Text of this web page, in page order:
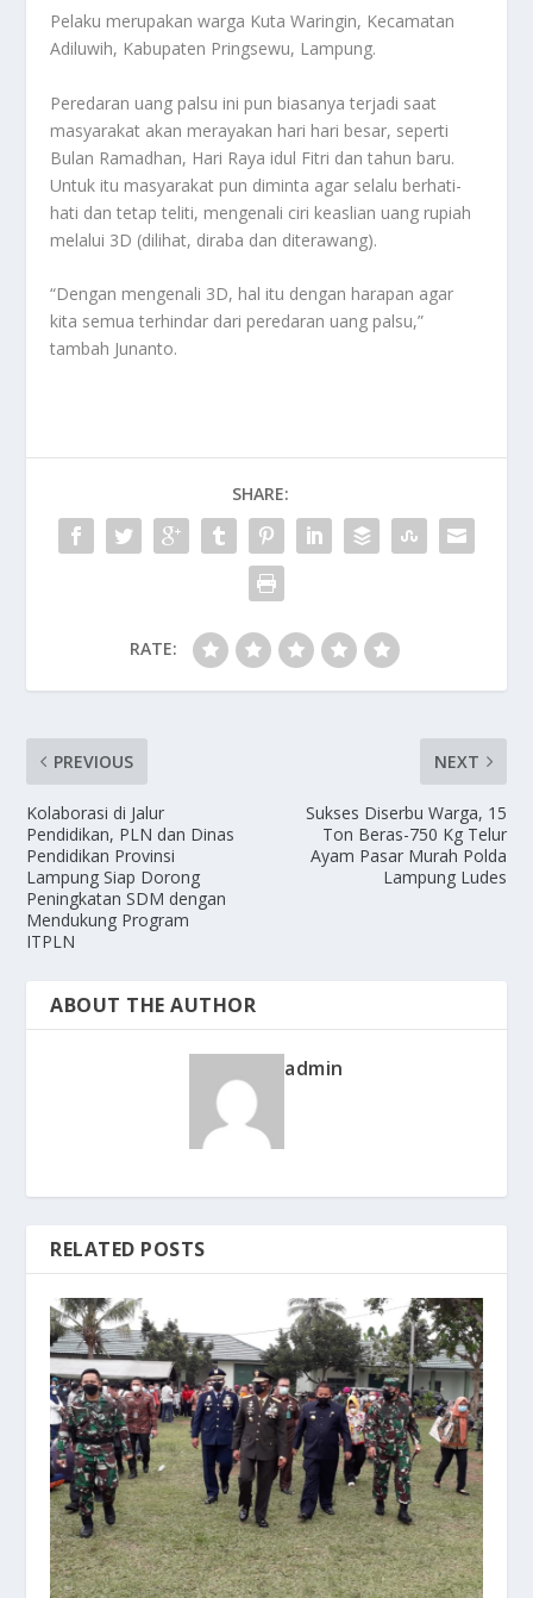
Pelaku merupakan warga Kuta Waringin, Kecamatan
Adiluwih, Kabupaten Pringsewu, Lampung.
Peredaran uang palsu ini pun biasanya terjadi saat
masyarakat akan merayakan hari hari besar, seperti
Bulan Ramadhan, Hari Raya idul Fitri dan tahun baru.
Untuk itu masyarakat pun diminta agar selalu berhati-
hati dan tetap teliti, mengenali ciri keaslian uang rupiah
melalui 3D (dilihat, diraba dan diterawang).
“Dengan mengenali 3D, hal itu dengan harapan agar
kita semua terhindar dari peredaran uang palsu,”
tambah Junanto.
SHARE:
RATE:
PREVIOUS
Kolaborasi di Jalur
Pendidikan, PLN dan Dinas
Pendidikan Provinsi
Lampung Siap Dorong
Peningkatan SDM dengan
Mendukung Program
ITPLN
NEXT
Sukses Diserbu Warga, 15
Ton Beras-750 Kg Telur
Ayam Pasar Murah Polda
Lampung Ludes
ABOUT THE AUTHOR
admin
RELATED POSTS